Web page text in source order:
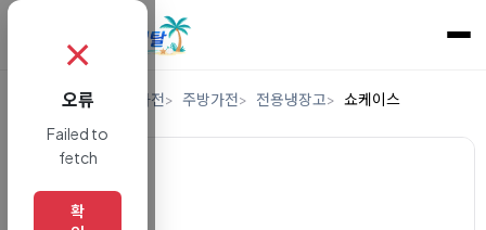
렌탈 디지털/가전 주방가전 전용냉장고 쇼케이스
✗
오류
Failed to
fetch
확